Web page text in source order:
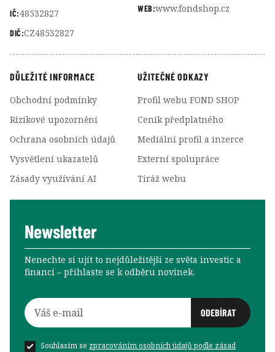
IČ:48532827
DIČ:CZ48532827
WEB:www.fondshop.cz
DŮLEŽITÉ INFORMACE
Obchodní podmínky
Rizikové upozornění
Ochrana osobních údajů
Vysvětlení ukazatelů
Zásady využívání AI
UŽITEČNÉ ODKAZY
Profil webu FOND SHOP
Ceník předplatného
Mediální profil a inzerce
Externí spolupráce
Tiráž webu
Newsletter
Nenechte si ujít to nejdůležitější ze světa investic a
financí –⁠⁠⁠⁠⁠⁠ přihlaste se k odběru novinek.
Souhlasím se zpracováním osobních údajů podle zásad